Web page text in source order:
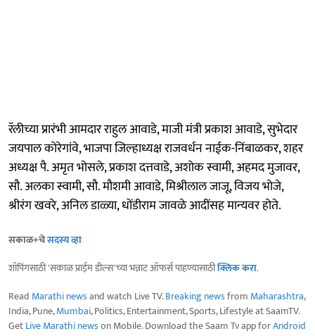
रॅलीच्या प्रारंभी आमदार राहुल आवाडे, माजी मंत्री प्रकाश आवाडे, सुभेदार
जयपाल कोरेगांवे, भाजपा जिल्हाध्यक्ष राजवर्धन नाईक-निंबाळकर, शहर
अध्यक्ष पै. अमृत भोसले, प्रकाश दत्तवाडे, अशोक स्वामी, अहमद मुजावर,
सौ. अलका स्वामी, सौ. मौशमी आवाडे, मिश्रीलाल जाजू, विजय भोजे,
श्रीरंग खवरे, अनिल डाळ्या, धोंडीराम जावळे आदींसह मान्यवर होते.
सकाळ+चेसदस्य व्हा
शॉपिंगसाठी 'सकाळ प्राईम डील्स'च्या भन्नाट ऑफर्स पाहण्यासाठीक्लिक करा.
Read Marathi newsand watch Live TV.Breaking newsfrom Maharashtra,
India, Pune,Mumbai, Politics, Entertainment, Sports, Lifestyle at SaamTV.
GetLive Marathi newson Mobile. Download the Saam Tv app forAndroid